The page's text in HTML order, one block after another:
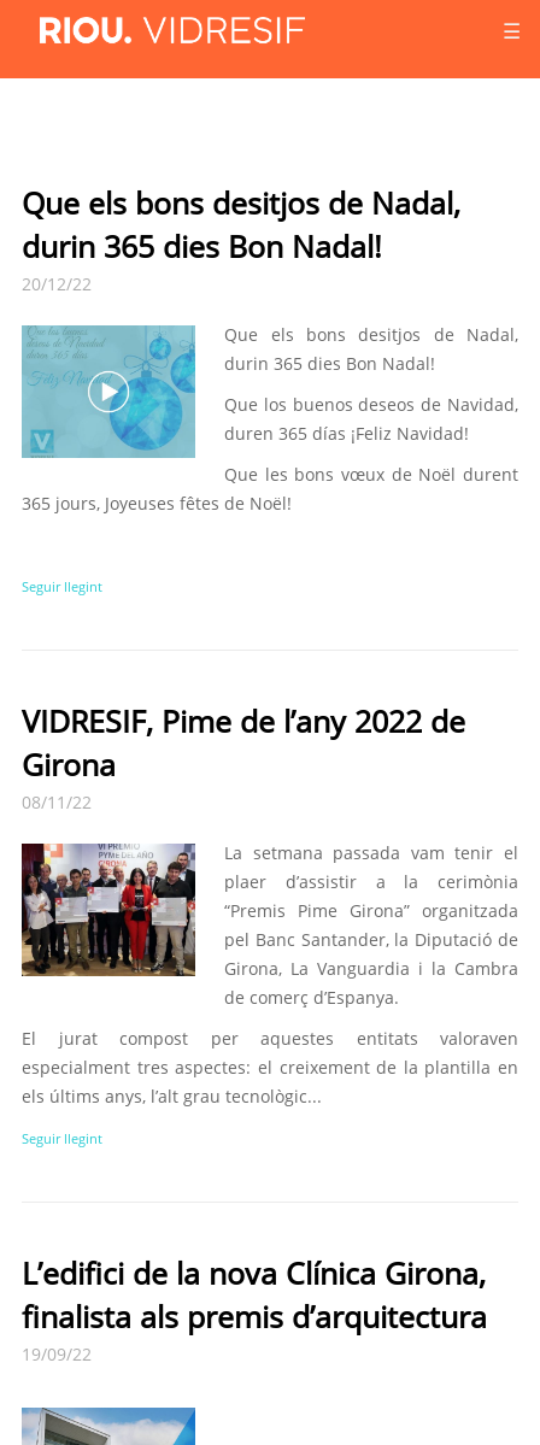
☰
Que els bons desitjos de Nadal,
durin 365 dies Bon Nadal!
20/12/22
Que els bons desitjos de Nadal,
durin 365 dies Bon Nadal!
Que los buenos deseos de Navidad,
duren 365 días ¡Feliz Navidad!
Que les bons vœux de Noël durent
365 jours, Joyeuses fêtes de Noël!
Seguir llegint
VIDRESIF, Pime de l’any 2022 de
Girona
08/11/22
La setmana passada vam tenir el
plaer d’assistir a la cerimònia
“Premis Pime Girona” organitzada
pel Banc Santander, la Diputació de
Girona, La Vanguardia i la Cambra
de comerç d’Espanya.
El jurat compost per aquestes entitats valoraven
especialment tres aspectes: el creixement de la plantilla en
els últims anys, l’alt grau tecnològic...
Seguir llegint
L’edifici de la nova Clínica Girona,
finalista als premis d’arquitectura
19/09/22